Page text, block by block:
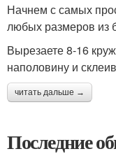
Начнем с самых
любых размеров из
Вырезаете 8-16
наполовину и
читать дальше →
Последние